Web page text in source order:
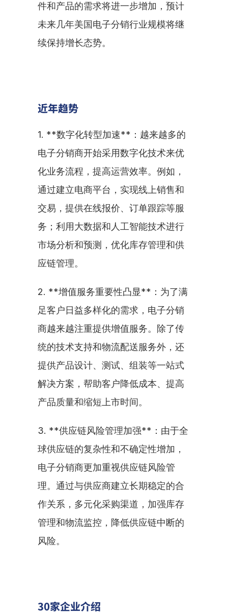
件和产品的需求将进一步增加，预计
未来几年美国电子分销行业规模将继
续保持增长态势。
近年趋势
1. **数字化转型加速**：越来越多的
电子分销商开始采用数字化技术来优
化业务流程，提高运营效率。例如，
通过建立电商平台，实现线上销售和
交易，提供在线报价、订单跟踪等服
务；利用大数据和人工智能技术进行
市场分析和预测，优化库存管理和供
应链管理。
2. **增值服务重要性凸显**：为了满
足客户日益多样化的需求，电子分销
商越来越注重提供增值服务。除了传
统的技术支持和物流配送服务外，还
提供产品设计、测试、组装等一站式
解决方案，帮助客户降低成本、提高
产品质量和缩短上市时间。
3. **供应链风险管理加强**：由于全
球供应链的复杂性和不确定性增加，
电子分销商更加重视供应链风险管
理。通过与供应商建立长期稳定的合
作关系，多元化采购渠道，加强库存
管理和物流监控，降低供应链中断的
风险。
30家企业介绍